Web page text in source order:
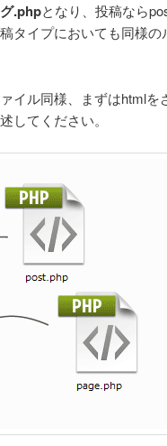
.phpとなり、投稿なら
タイプにおいても同様の
イル同様、まずはhtmlを
してください。